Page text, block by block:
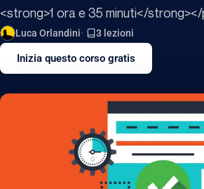
<strong>1 ora e 35 minuti</
Luca Orlandini 3 lezioni
Inizia questo corso gratis